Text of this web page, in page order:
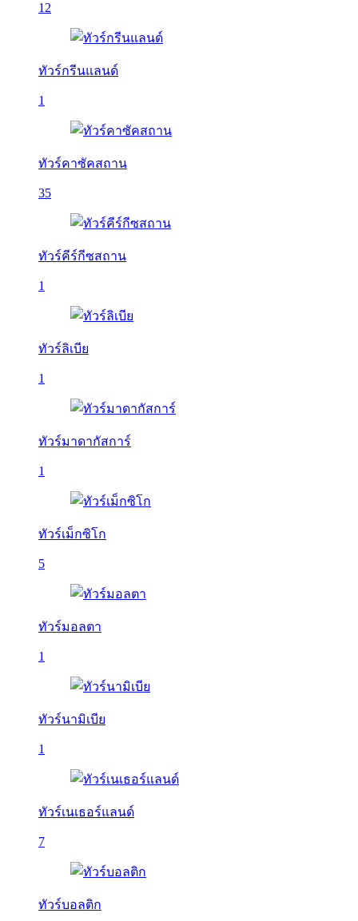
12
ทัวร์กรีนแลนด์
1
ทัวร์คาซัคสถาน
35
ทัวร์คีร์กีซสถาน
1
ทัวร์ลิเบีย
1
ทัวร์มาดากัสการ์
1
ทัวร์เม็กซิโก
5
ทัวร์มอลตา
1
ทัวร์นามิเบีย
1
ทัวร์เนเธอร์แลนด์
7
ทัวร์บอลติก